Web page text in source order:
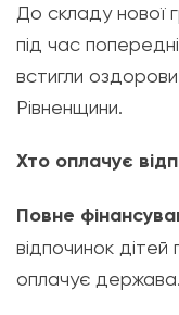
До складу нової
під час
встигли
Рівненщини.
Хто оплачує
Повне
відпочинок дітей
оплачує держава.